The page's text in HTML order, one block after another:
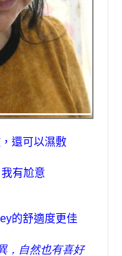
，還可以濕敷
有尬意
的舒適度更佳
，自然也有喜好